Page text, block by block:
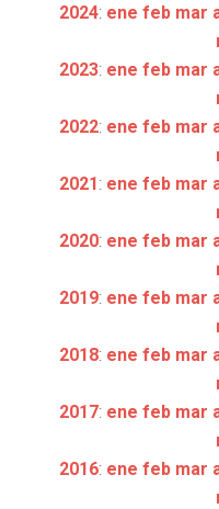
2024: ene feb mar
2023: ene feb mar
2022: ene feb mar
2021: ene feb mar
2020: ene feb mar
2019: ene feb mar
2018: ene feb mar
2017: ene feb mar
2016: ene feb mar